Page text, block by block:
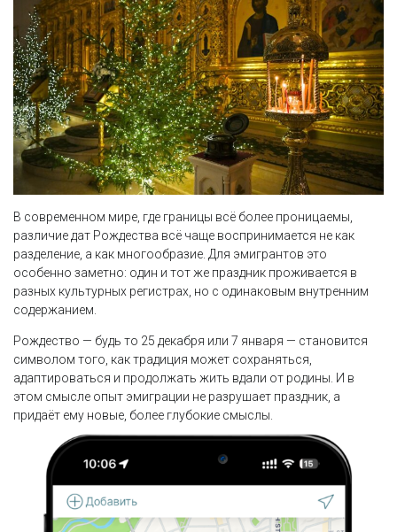
В современном мире, где границы всё более проницаемы,
различие дат Рождества всё чаще воспринимается не как
разделение, а как многообразие. Для эмигрантов это
особенно заметно: один и тот же праздник проживается в
разных культурных регистрах, но с одинаковым внутренним
содержанием.
Рождество — будь то 25 декабря или 7 января — становится
символом того, как традиция может сохраняться,
адаптироваться и продолжать жить вдали от родины. И в
этом смысле опыт эмиграции не разрушает праздник, а
придаёт ему новые, более глубокие смыслы.